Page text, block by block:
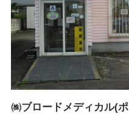
㈱ブロードメディカル(